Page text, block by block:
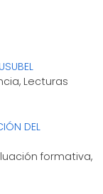
Lecturas
DEL
formativa,